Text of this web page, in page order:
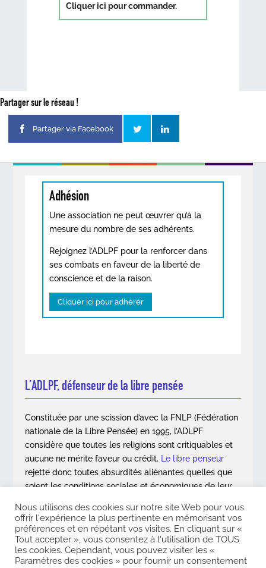
Cliquer ici pour commander.
Partager sur le réseau !
Partager via Facebook
Adhésion
Une association ne peut œuvrer qu’à la
mesure du nombre de ses adhérents.
Rejoignez l’ADLPF pour la renforcer dans
ses combats en faveur de la liberté de
conscience et de la raison.
Cliquer ici pour adhérer
L’ADLPF, défenseur de la libre pensée
Constituée par une scission d’avec la FNLP (Fédération
nationale de la Libre Pensée) en 1995, l’ADLPF
considère que toutes les religions sont critiquables et
aucune ne mérite faveur ou crédit. Le libre penseur
rejette donc toutes absurdités aliénantes quelles que
soient les conditions sociales et économiques de leur
En savoir plus
Nous utilisons des cookies sur notre site Web pour vous
offrir l'expérience la plus pertinente en mémorisant vos
préférences et en répétant vos visites. En cliquant sur «
Tout accepter », vous consentez à l'utilisation de TOUS
les cookies. Cependant, vous pouvez visiter les «
Paramètres des cookies » pour fournir un consentement